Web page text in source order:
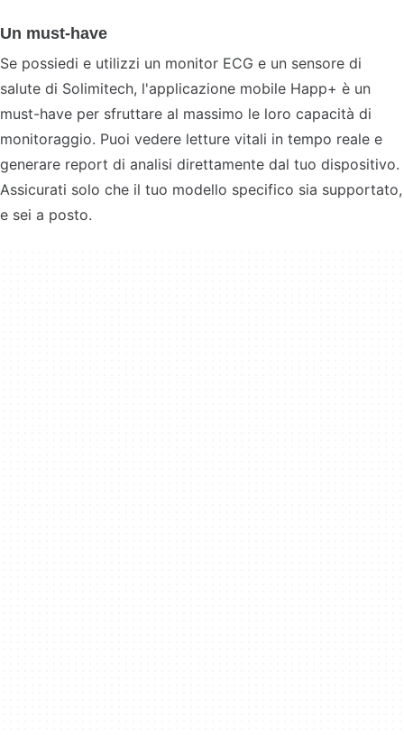
Un must-have
Se possiedi e utilizzi un monitor ECG e un sensore di
salute di Solimitech, l'applicazione mobile Happ+ è un
must-have per sfruttare al massimo le loro capacità di
monitoraggio. Puoi vedere letture vitali in tempo reale e
generare report di analisi direttamente dal tuo dispositivo.
Assicurati solo che il tuo modello specifico sia supportato,
e sei a posto.